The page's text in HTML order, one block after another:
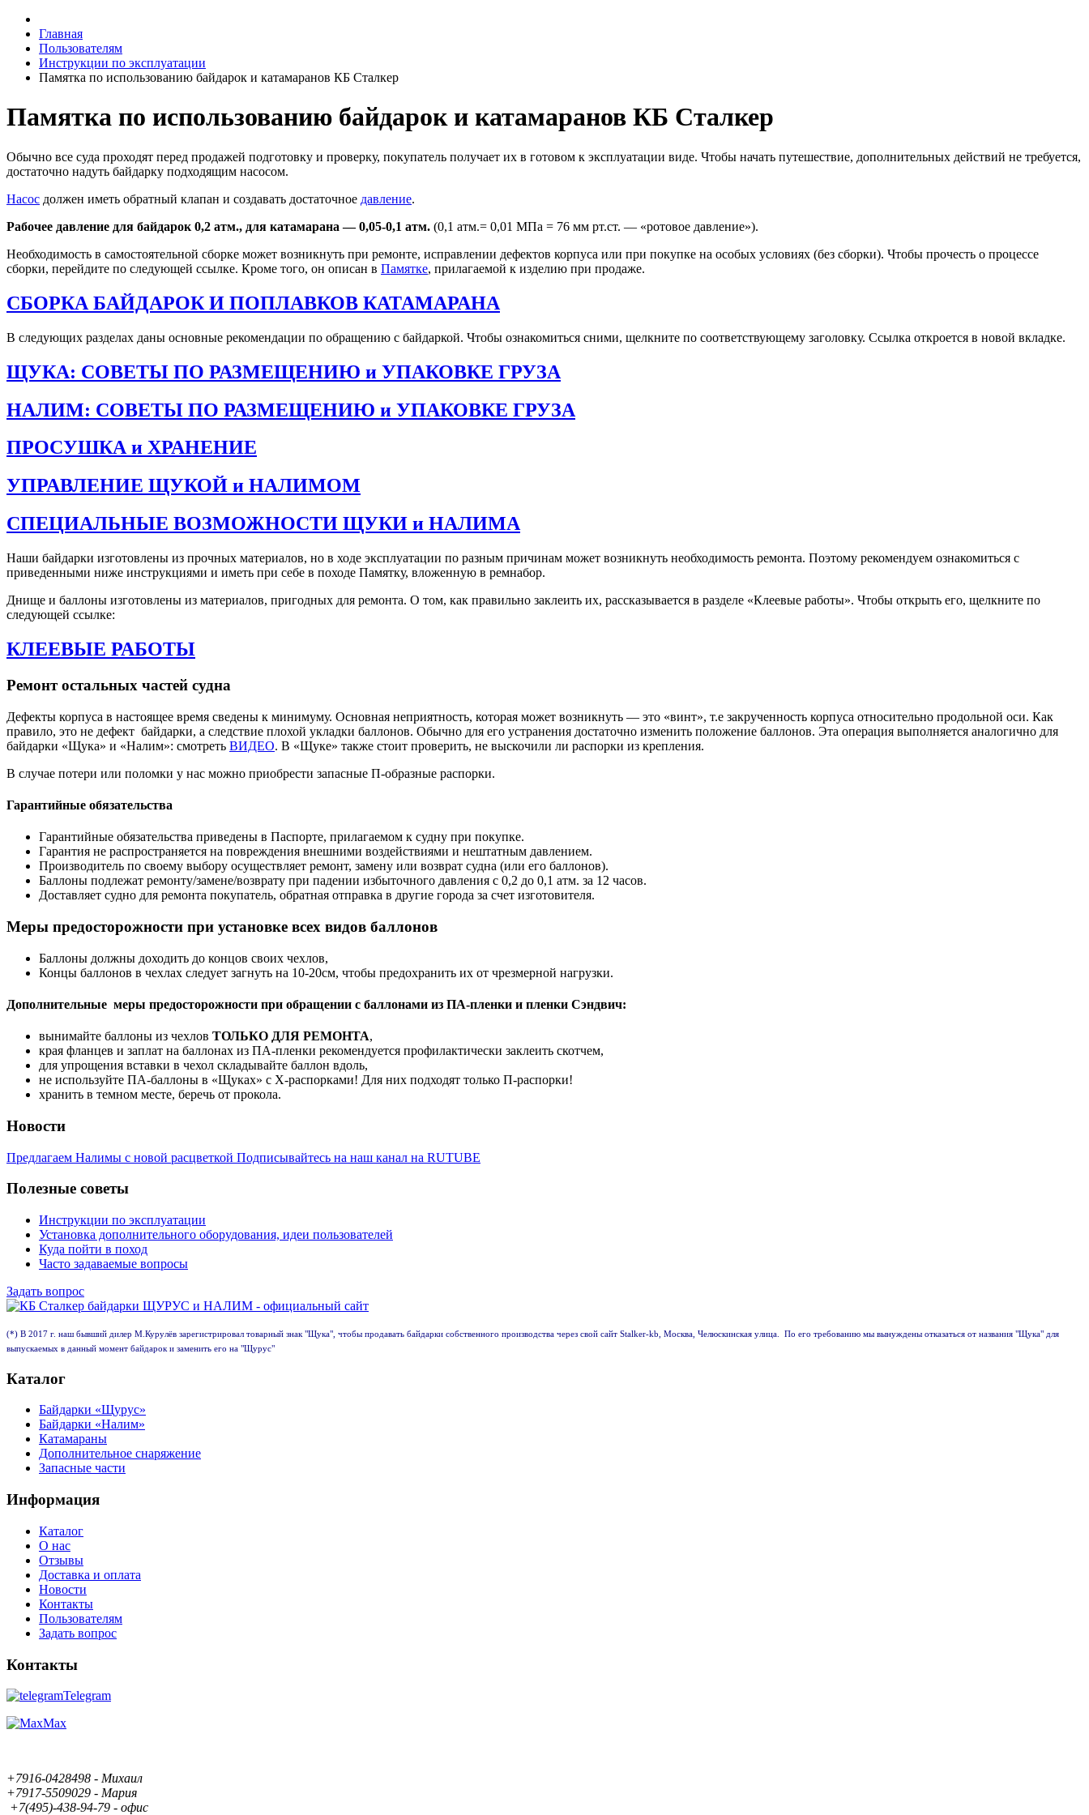
Главная
Пользователям
Инструкции по эксплуатации
Памятка по использованию байдарок и катамаранов КБ Сталкер
Памятка по использованию байдарок и катамаранов КБ Сталкер
Обычно все суда проходят перед продажей подготовку и проверку, покупатель получает их в готовом к эксплуатации виде. Чтобы начать путешествие, дополнительных действий не требуется,
достаточно надуть байдарку подходящим насосом.
Насос должен иметь обратный клапан и создавать достаточное давление.
Рабочее давление для байдарок 0,2 атм., для катамарана — 0,05-0,1 атм. (0,1 атм.= 0,01 МПа = 76 мм рт.ст. — «ротовое давление»).
Необходимость в самостоятельной сборке может возникнуть при ремонте, исправлении дефектов корпуса или при покупке на особых условиях (без сборки). Чтобы прочесть о процессе
сборки, перейдите по следующей ссылке. Кроме того, он описан в Памятке, прилагаемой к изделию при продаже.
СБОРКА БАЙДАРОК И ПОПЛАВКОВ КАТАМАРАНА
В следующих разделах даны основные рекомендации по обращению с байдаркой. Чтобы ознакомиться сними, щелкните по соответствующему заголовку. Ссылка откроется в новой вкладке.
ЩУКА: СОВЕТЫ ПО РАЗМЕЩЕНИЮ и УПАКОВКЕ ГРУЗА
НАЛИМ: СОВЕТЫ ПО РАЗМЕЩЕНИЮ и УПАКОВКЕ ГРУЗА
ПРОСУШКА и ХРАНЕНИЕ
УПРАВЛЕНИЕ ЩУКОЙ и НАЛИМОМ
СПЕЦИАЛЬНЫЕ ВОЗМОЖНОСТИ ЩУКИ и НАЛИМА
Наши байдарки изготовлены из прочных материалов, но в ходе эксплуатации по разным причинам может возникнуть необходимость ремонта. Поэтому рекомендуем ознакомиться с
приведенными ниже инструкциями и иметь при себе в походе Памятку, вложенную в ремнабор.
Днище и баллоны изготовлены из материалов, пригодных для ремонта. О том, как правильно заклеить их, рассказывается в разделе «Клеевые работы». Чтобы открыть его, щелкните по
следующей ссылке:
КЛЕЕВЫЕ РАБОТЫ
Ремонт остальных частей судна
Дефекты корпуса в настоящее время сведены к минимуму. Основная неприятность, которая может возникнуть — это «винт», т.е закрученность корпуса относительно продольной оси. Как
правило, это не дефект байдарки, а следствие плохой укладки баллонов. Обычно для его устранения достаточно изменить положение баллонов. Эта операция выполняется аналогично для
байдарки «Щука» и «Налим»: смотреть ВИДЕО. В «Щуке» также стоит проверить, не выскочили ли распорки из крепления.
В случае потери или поломки у нас можно приобрести запасные П-образные распорки.
Гарантийные обязательства
Гарантийные обязательства приведены в Паспорте, прилагаемом к судну при покупке.
Гарантия не распространяется на повреждения внешними воздействиями и нештатным давлением.
Производитель по своему выбору осуществляет ремонт, замену или возврат судна (или его баллонов).
Баллоны подлежат ремонту/замене/возврату при падении избыточного давления с 0,2 до 0,1 атм. за 12 часов.
Доставляет судно для ремонта покупатель, обратная отправка в другие города за счет изготовителя.
Меры предосторожности при установке всех видов баллонов
Баллоны должны доходить до концов своих чехлов,
Концы баллонов в чехлах следует загнуть на 10-20см, чтобы предохранить их от чрезмерной нагрузки.
Дополнительные меры предосторожности при обращении с баллонами из ПА-пленки и пленки Сэндвич:
вынимайте баллоны из чехлов ТОЛЬКО ДЛЯ РЕМОНТА,
края фланцев и заплат на баллонах из ПА-пленки рекомендуется профилактически заклеить скотчем,
для упрощения вставки в чехол складывайте баллон вдоль,
не используйте ПА-баллоны в «Щуках» с Х-распорками! Для них подходят только П-распорки!
хранить в темном месте, беречь от прокола.
Новости
Предлагаем Налимы с новой расцветкой Подписывайтесь на наш канал на RUTUBE
Полезные советы
Инструкции по эксплуатации
Установка дополнительного оборудования, идеи пользователей
Куда пойти в поход
Часто задаваемые вопросы
Задать вопрос
(*) В 2017 г. наш бывший дилер М.Курулёв зарегистрировал товарный знак "Щука", чтобы продавать байдарки собственного производства через свой сайт Stalker-kb, Москва, Челюскинская улица. По его требованию мы вынуждены отказаться от названия "Щука" для
выпускаемых в данный момент байдарок и заменить его на "Щурус"
Каталог
Байдарки «Щурус»
Байдарки «Налим»
Катамараны
Дополнительное снаряжение
Запасные части
Информация
Каталог
О нас
Отзывы
Доставка и оплата
Новости
Контакты
Пользователям
Задать вопрос
Контакты
Telegram
Max
+7916-0428498 - Михаил
+7917-5509029 - Мария
+7(495)-438-94-79 - офис